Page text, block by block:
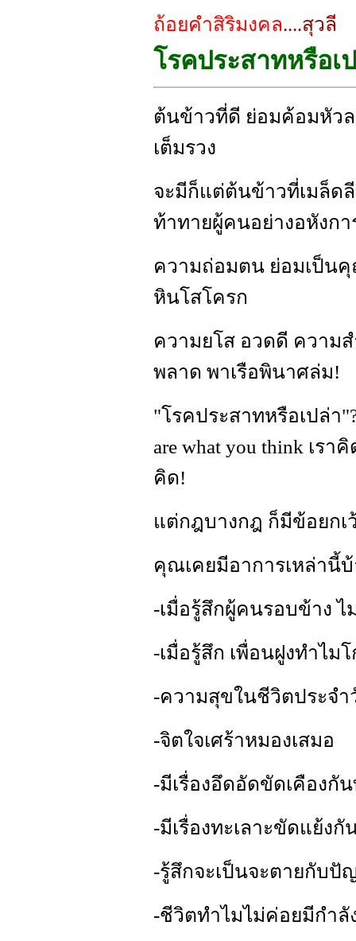
ถ้อยคำสิริมงคล....สุวลี
โรคประสาทหรือเ
ต้นข้าวที่ดี ย่อมค้อมหัว
เต็มรวง
จะมีก็แต่ต้นข้าวที่เมล็ด
ท้าทายผู้คนอย่างอหังกา
ความถ่อมตน ย่อมเป็น
หินโสโครก
ความยโส อวดดี ความ
พลาด พาเรือพินาศล่ม!
"โรคประสาทหรือเปล่า
are what you think เรา
คิด!
แต่กฎบางกฎ ก็มีข้อยกเ
คุณเคยมีอาการเหล่านี้บ้
-เมื่อรู้สึกผู้คนรอบข้าง ไ
-เมื่อรู้สึก เพื่อนฝูงทำไมโ
-ความสุขในชีวิตประจำ
-จิตใจเศร้าหมองเสมอ
-มีเรื่องอึดอัดขัดเคืองกั
-มีเรื่องทะเลาะขัดแย้งกั
-รู้สึกจะเป็นจะตายกับปั
-ชีวิตทำไมไม่ค่อยมีกำลั